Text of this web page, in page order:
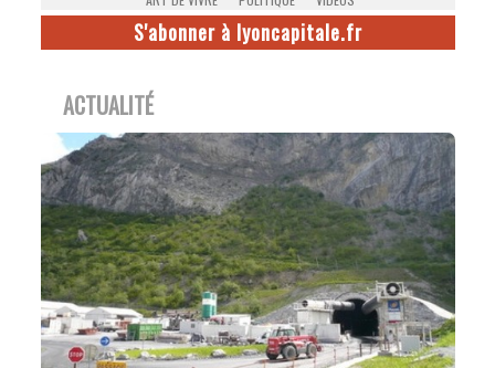
S'abonner à lyoncapitale.fr
ACTUALITÉ